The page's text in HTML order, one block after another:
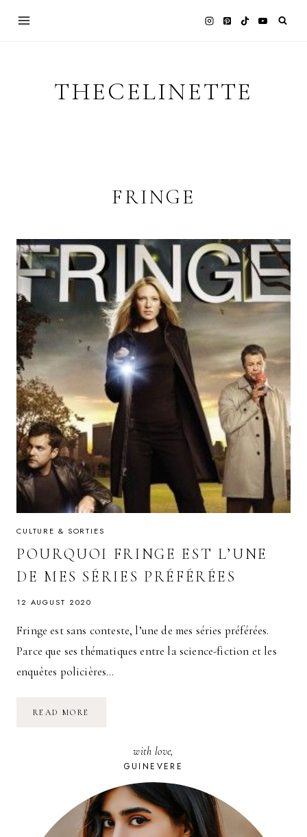
THECELINETTE
FRINGE
CULTURE & SORTIES
POURQUOI FRINGE EST L’UNE
DE MES SÉRIES PRÉFÉRÉES
12 AUGUST 2020
Fringe est sans conteste, l’une de mes séries préférées.
Parce que ses thématiques entre la science-fiction et les
enquêtes policières…
READ MORE
with love,
GUINEVERE